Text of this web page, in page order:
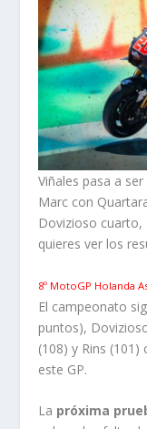
Viñales pasa a
Marc con
Dovizioso cuarto,
quieres ver los
8º MotoGP Holanda
El campeonato
puntos),
(108) y Rins
este GP.
La próxima